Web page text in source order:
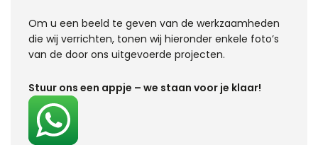
Om u een beeld te geven van de werkzaamheden
die wij verrichten, tonen wij hieronder enkele foto’s
van de door ons uitgevoerde projecten.
Stuur ons een appje – we staan voor je klaar!